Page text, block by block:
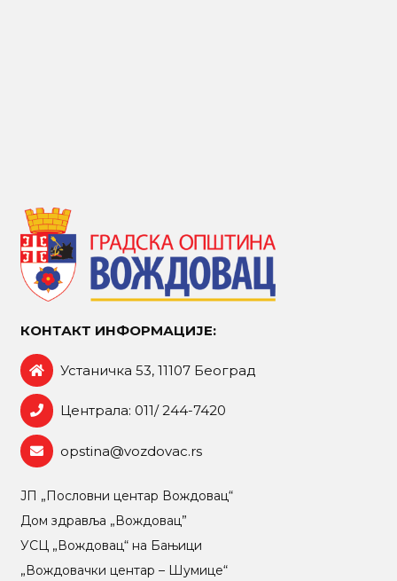
КОНТАКТ ИНФОРМАЦИЈЕ:
Устаничка 53, 11107 Београд
Централа: 011/ 244-7420
opstina@vozdovac.rs
ЈП „Пословни центар Вождовац“
Дом здравља „Вождовац”
УСЦ „Вождовац“ на Бањици
„Вождовачки центар – Шумице“